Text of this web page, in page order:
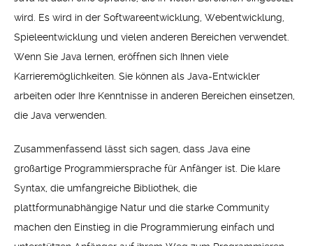
wird. Es wird in der Softwareentwicklung, Webentwicklung,
Spieleentwicklung und vielen anderen Bereichen verwendet.
Wenn Sie Java lernen, eröffnen sich Ihnen viele
Karrieremöglichkeiten. Sie können als Java-Entwickler
arbeiten oder Ihre Kenntnisse in anderen Bereichen einsetzen,
die Java verwenden.
Zusammenfassend lässt sich sagen, dass Java eine
großartige Programmiersprache für Anfänger ist. Die klare
Syntax, die umfangreiche Bibliothek, die
plattformunabhängige Natur und die starke Community
machen den Einstieg in die Programmierung einfach und